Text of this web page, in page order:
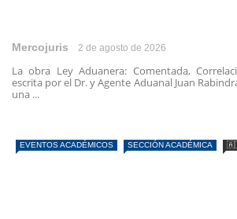
Mercojuris 2 de agosto de 2026
La obra Ley Aduanera: Comentada,
escrita por el Dr. y Agente Aduanal Juan
una ...
EVENTOS ACADÉMICOS SECCIÓN ACADÉMICA